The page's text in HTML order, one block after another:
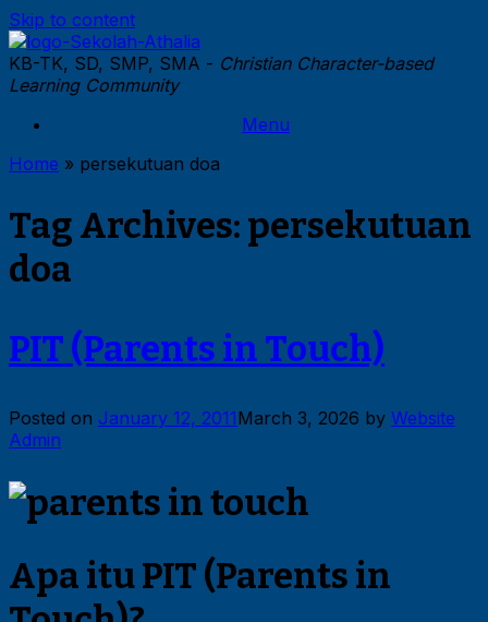
Skip to content
KB-TK, SD, SMP, SMA - Christian Character-based
Learning Community
Menu
Home » persekutuan doa
Tag Archives: persekutuan
doa
PIT (Parents in Touch)
Posted on January 12, 2011March 3, 2026 by Website
Admin
Apa itu PIT (Parents in